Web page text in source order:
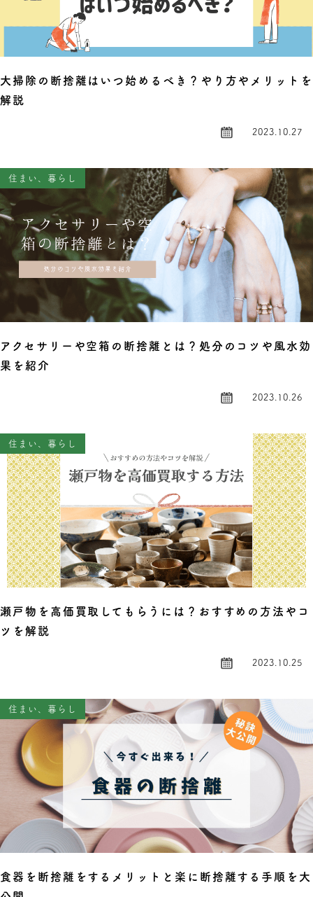
大掃除の断捨離はいつ始めるべき？やり方やメリットを
解説
2023.10.27
住まい、暮らし
アクセサリーや空箱の断捨離とは？処分のコツや風水効
果を紹介
2023.10.26
住まい、暮らし
瀬戸物を高価買取してもらうには？おすすめの方法やコ
ツを解説
2023.10.25
住まい、暮らし
食器を断捨離をするメリットと楽に断捨離する手順を大